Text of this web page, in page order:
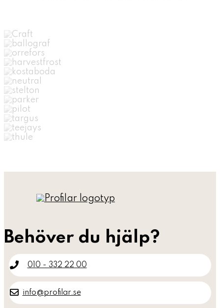
Behöver du hjälp?
010 - 332 22 00
info@profilar.se